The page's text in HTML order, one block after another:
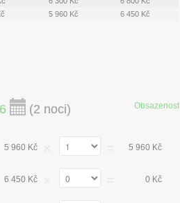
5 960 Kč 6 450 Kč
Obsazenost
(2 noci)
5 960 Kč 5 960 Kč
6 450 Kč 0 Kč